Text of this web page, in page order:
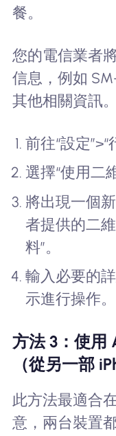
餐。
您的電信業者
信息，例如
其他相關資訊。
前往“設定”>“
選擇“使用二
將出現一個
者提供的二
料”。
輸入必要的
示進行操作。
方法 3：使用
（從另一部
此方法最適合
意，兩台裝置